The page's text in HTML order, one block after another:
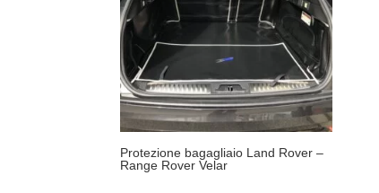
Protezione bagagliaio Land Rover –
Range Rover Velar